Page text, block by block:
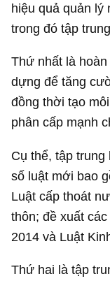
hiệu quả quản
trong đó tập
Thứ nhất là
dựng để tăng
đồng thời tạo
phân cấp mạnh
Cụ thể, tập
số luật mới bao
Luật cấp thoát
thôn; đề xuất
2014 và Luật
Thứ hai là tập